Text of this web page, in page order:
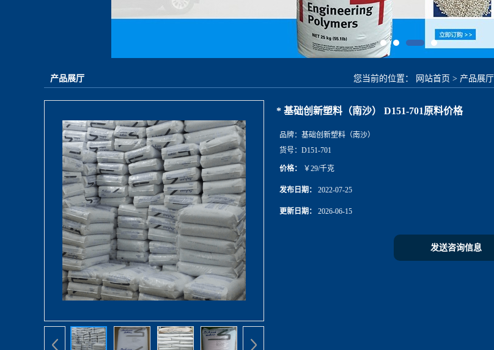
产品展厅 您当前的位置： 网站首页 > 产品展厅
* 基础创新塑料（南沙） D151-701原料价格
品牌： 基础创新塑料（南沙）
货号： D151-701
价格： ￥29/千克
发布日期： 2022-07-25
更新日期： 2026-06-15
发送咨询信息